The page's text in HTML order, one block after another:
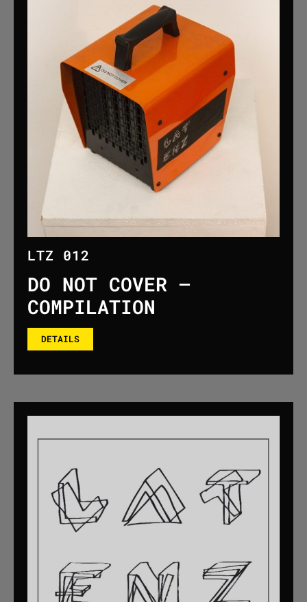
LTZ 012
DO NOT COVER –
COMPILATION
DETAILS